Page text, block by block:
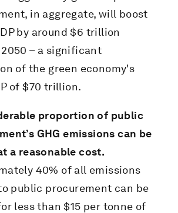
in aggregate, will boost
by around $6 trillion
– a significant
of the green economy's
of $70 trillion.
proportion of public
GHG emissions can be
a reasonable cost.
40% of all emissions
public procurement can be
less than $15 per tonne of